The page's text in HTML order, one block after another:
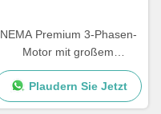
NEMA Premium 3-Phasen-
Motor mit großem
Drehmoment 460V 575V
230V 60Hz 300PS-400PS
Wechselstrom-
Plaudern Sie Jetzt